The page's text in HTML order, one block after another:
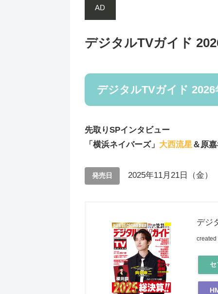
AD
デジタルTVガイド
デジタルTVガイド 2026
先取りSPインタビュー
「横浜ネイバーズ」 大西流星＆原
発売日 2025年11月21日（金）
デジ